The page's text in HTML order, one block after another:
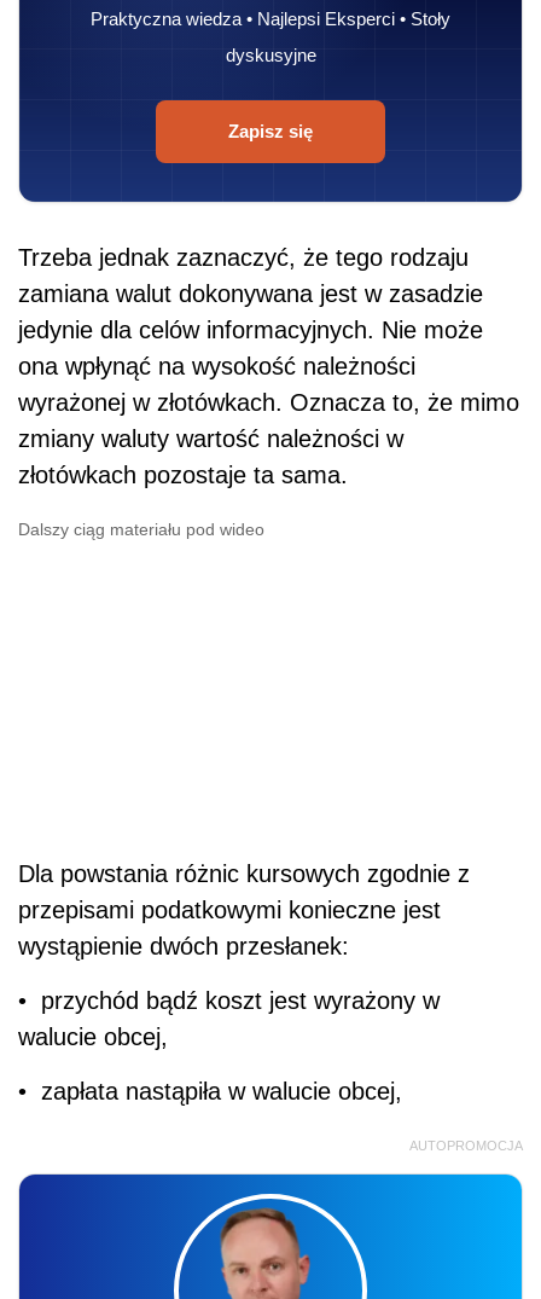
Praktyczna wiedza • Najlepsi Eksperci • Stoły
dyskusyjne
Zapisz się
Trzeba jednak zaznaczyć, że tego rodzaju
zamiana walut dokonywana jest w zasadzie
jedynie dla celów informacyjnych. Nie może
ona wpłynąć na wysokość należności
wyrażonej w złotówkach. Oznacza to, że mimo
zmiany waluty wartość należności w
złotówkach pozostaje ta sama.
Dalszy ciąg materiału pod wideo
Dla powstania różnic kursowych zgodnie z
przepisami podatkowymi konieczne jest
wystąpienie dwóch przesłanek:
• przychód bądź koszt jest wyrażony w
walucie obcej,
• zapłata nastąpiła w walucie obcej,
AUTOPROMOCJA